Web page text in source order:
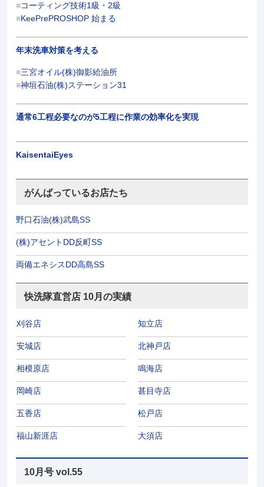
コーティング技術1級・2級
KeePrePROSHOP 始まる
年末洗車対策を考える
三宮オイル(株)御影給油所
神垣石油(株)ステーション31
通常6工程必要なのが5工程に作業の効率化を実現
KaisentaiEyes
がんばっているお店たち
野口石油(株)武島SS
(株)アセントDD反町SS
両備エネシスDD高島SS
快洗隊直営店 10月の実績
刈谷店 知立店
安城店 北神戸店
相模原店 鳴海店
岡崎店 甚目寺店
五香店 松戸店
福山新涯店 大須店
10月号 vol.55